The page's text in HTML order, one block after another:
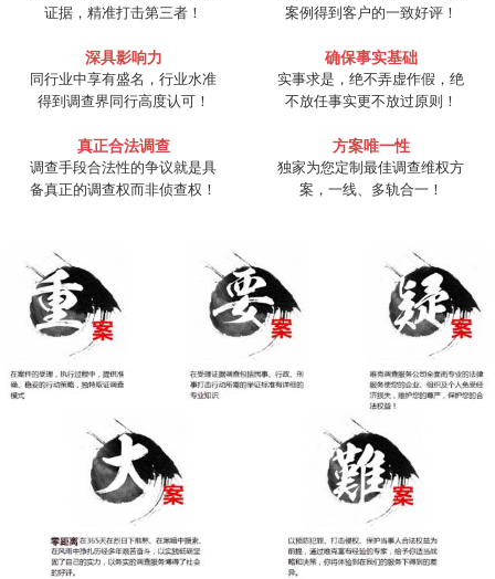
证据，精准打击第三者！
案例得到客户的一致好评！
深具影响力
同行业中享有盛名，行业水准
得到调查界同行高度认可！
确保事实基础
实事求是，绝不弄虚作假，绝
不放任事实更不放过原则！
真正合法调查
调查手段合法性的争议就是具
备真正的调查权而非侦查权！
方案唯一性
独家为您定制最佳调查维权方
案，一线、多轨合一！